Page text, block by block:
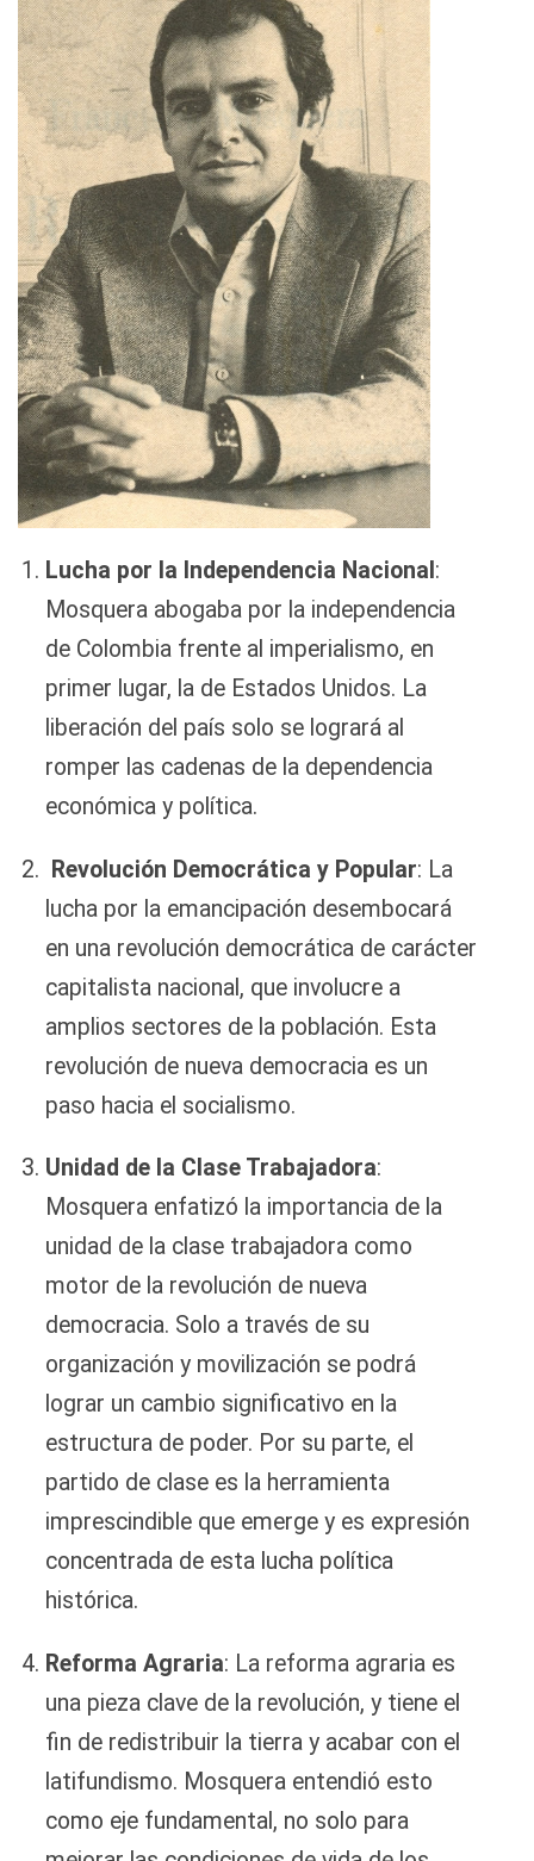
Lucha por la Independencia Nacional :
Mosquera abogaba por la independencia
de Colombia frente al imperialismo, en
primer lugar, la de Estados Unidos. La
liberación del país solo se logrará al
romper las cadenas de la dependencia
económica y política.
Revolución Democrática y Popular: La
lucha por la emancipación desembocará
en una revolución democrática de carácter
capitalista nacional, que involucre a
amplios sectores de la población. Esta
revolución de nueva democracia es un
paso hacia el socialismo.
Unidad de la Clase Trabajadora:
Mosquera enfatizó la importancia de la
unidad de la clase trabajadora como
motor de la revolución de nueva
democracia. Solo a través de su
organización y movilización se podrá
lograr un cambio significativo en la
estructura de poder. Por su parte, el
partido de clase es la herramienta
imprescindible que emerge y es expresión
concentrada de esta lucha política
histórica.
Reforma Agraria: La reforma agraria es
una pieza clave de la revolución, y tiene el
fin de redistribuir la tierra y acabar con el
latifundismo. Mosquera entendió esto
como eje fundamental, no solo para